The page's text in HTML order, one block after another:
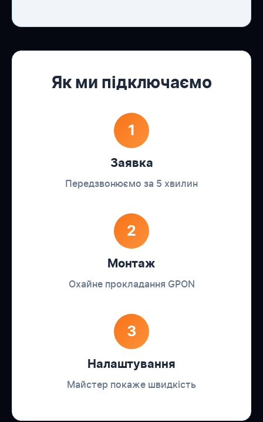
Як ми підключаємо
1
Заявка
Передзвонюємо за 5 хвилин
2
Монтаж
Охайне прокладання GPON
3
Налаштування
Майстер покаже швидкість